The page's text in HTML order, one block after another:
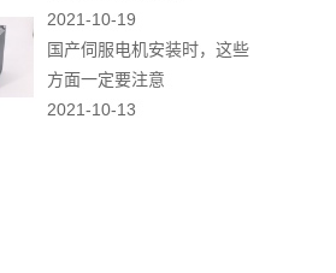
2021-10-19
国产伺服电机安装时，这些
方面一定要注意
2021-10-13